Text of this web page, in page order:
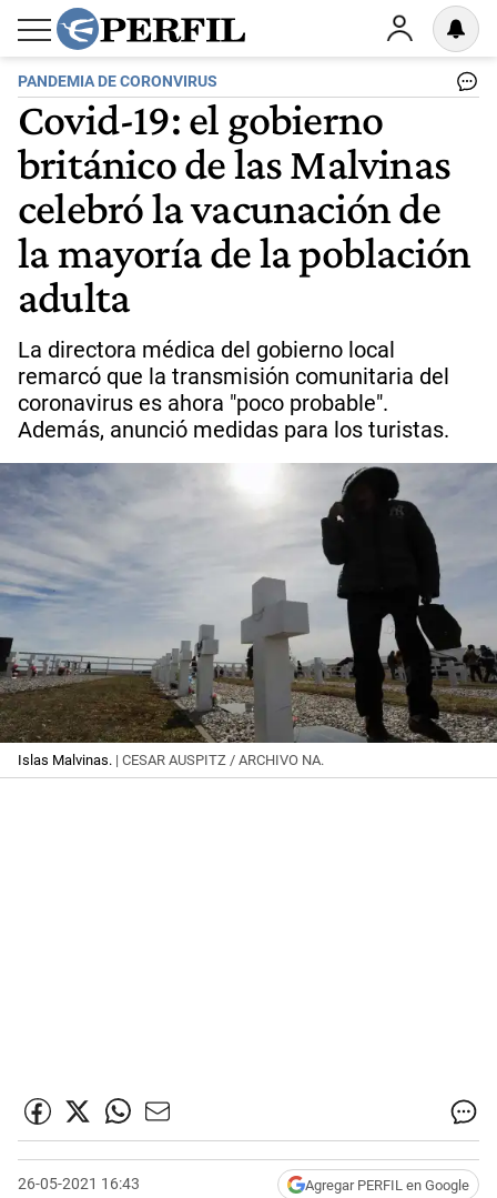
PANDEMIA DE CORONVIRUS
Covid-19: el gobierno
británico de las Malvinas
celebró la vacunación de
la mayoría de la población
adulta
La directora médica del gobierno local
remarcó que la transmisión comunitaria del
coronavirus es ahora "poco probable".
Además, anunció medidas para los turistas.
Islas Malvinas. | CESAR AUSPITZ / ARCHIVO NA.
26-05-2021 16:43 Agregar PERFIL en Google